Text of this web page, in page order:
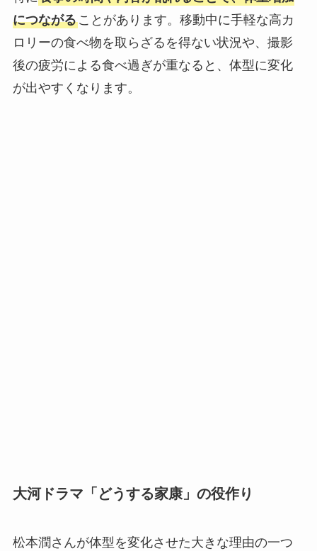
につながることがあります。移動中に手軽な高カ
ロリーの食べ物を取らざるを得ない状況や、撮影
後の疲労による食べ過ぎが重なると、体型に変化
が出やすくなります。
大河ドラマ「どうする家康」の役作り
松本潤さんが体型を変化させた大きな理由の一つ